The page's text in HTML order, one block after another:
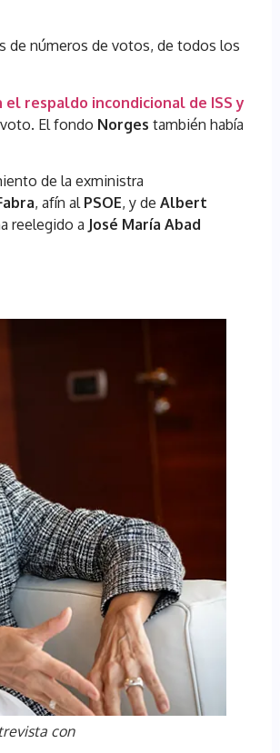
de números de votos, de todos los
el respaldo incondicional de ISS y
El fondo Norges también había
de la exministra
, afín al PSOE, y deAlbert
reelegido a José María Abad
con